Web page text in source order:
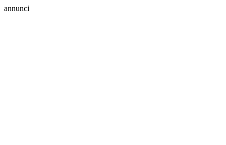
annunci